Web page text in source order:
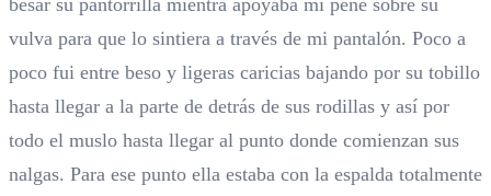
besar su pantorrilla mientra apoyaba mi pene sobre su
vulva para que lo sintiera a través de mi pantalón. Poco a
poco fui entre beso y ligeras caricias bajando por su tobillo
hasta llegar a la parte de detrás de sus rodillas y así por
todo el muslo hasta llegar al punto donde comienzan sus
nalgas. Para ese punto ella estaba con la espalda totalmente